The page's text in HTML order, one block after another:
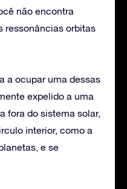
não encontra
ressonâncias orbitas
a ocupar uma dessas
expelido a uma
fora do sistema solar,
interior, como a
e se